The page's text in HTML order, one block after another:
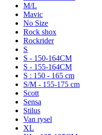
M/L
Mavic
No Size
Rock shox
Rockrider
S
S - 150-164CM
S - 155-164CM
S : 150 - 165 cm
S/M - 155-175 cm
Scott
Sensa
Stilus
Van rysel
XL